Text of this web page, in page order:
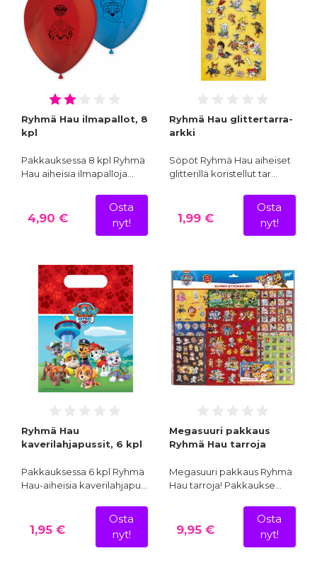
Ryhmä Hau ilmapallot, 8
kpl
Pakkauksessa 8 kpl Ryhmä
Hau aiheisia ilmapalloja…
4,90 €
Osta
nyt!
Ryhmä Hau glittertarra-
arkki
Söpöt Ryhmä Hau aiheiset
glitterillä koristellut tar…
1,99 €
Osta
nyt!
Ryhmä Hau
kaverilahjapussit, 6 kpl
Pakkauksessa 6 kpl Ryhmä
Hau-aiheisia kaverilahjapu…
1,95 €
Osta
nyt!
Megasuuri pakkaus
Ryhmä Hau tarroja
Megasuuri pakkaus Ryhmä
Hau tarroja! Pakkaukse…
9,95 €
Osta
nyt!